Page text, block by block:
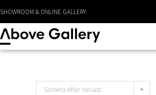
LEVERANS CA 1 - 3 DAGAR
Sortera efter senast